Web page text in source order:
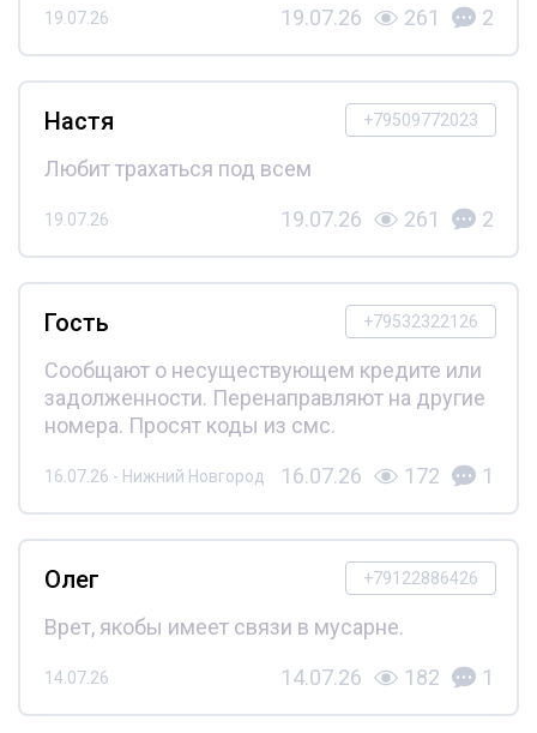
19.07.26 19.07.26 261 2
+79509772023
Настя
Любит трахаться под всем
19.07.26 19.07.26 261 2
+79532322126
Гость
Сообщают о несуществующем кредите или
задолженности. Перенаправляют на другие
номера. Просят коды из смс.
16.07.26 - Нижний Новгород 16.07.26 172 1
+79122886426
Олег
Врет, якобы имеет связи в мусарне.
14.07.26 14.07.26 182 1